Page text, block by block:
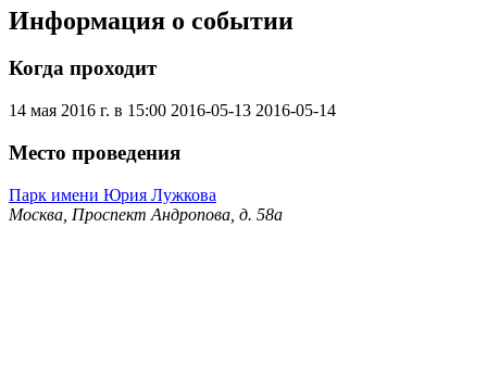
Информация о событии
Когда проходит
14 мая 2016 г. в 15:00 2016-05-13 2016-05-14
Место проведения
Парк имени Юрия Лужкова
Москва, Проспект Андропова, д. 58а